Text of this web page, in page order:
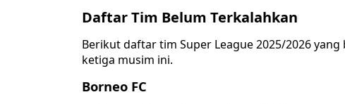
Daftar Tim Belum Terkalahkan
Berikut daftar tim Super League 2025/2026
ketiga musim ini.
Borneo FC